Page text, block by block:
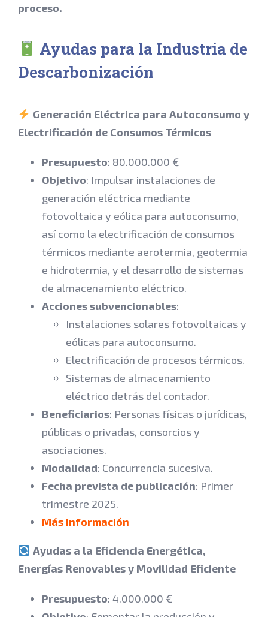
proceso.
Ayudas para la Industria de
Descarbonización
Generación Eléctrica para Autoconsumo y
Electrificación de Consumos Térmicos
Presupuesto: 80.000.000 €
Objetivo: Impulsar instalaciones de
generación eléctrica mediante
fotovoltaica y eólica para autoconsumo,
así como la electrificación de consumos
térmicos mediante aerotermia, geotermia
e hidrotermia, y el desarrollo de sistemas
de almacenamiento eléctrico.
Acciones subvencionables:
Instalaciones solares fotovoltaicas y
eólicas para autoconsumo.
Electrificación de procesos térmicos.
Sistemas de almacenamiento
eléctrico detrás del contador.
Beneficiarios: Personas físicas o jurídicas,
públicas o privadas, consorcios y
asociaciones.
Modalidad: Concurrencia sucesiva.
Fecha prevista de publicación: Primer
trimestre 2025.
Más información
Ayudas a la Eficiencia Energética,
Energías Renovables y Movilidad Eficiente
Presupuesto: 4.000.000 €